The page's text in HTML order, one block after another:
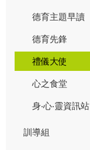
德育主題早讀
德育先鋒
禮儀大使
心之食堂
身‧心‧靈資訊站
訓導組